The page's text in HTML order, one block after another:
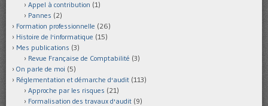
Appel à contribution (1)
Pannes (2)
Formation professionnelle (26)
Histoire de l'informatique (15)
Mes publications (3)
Revue Française de Comptabilité (3)
On parle de moi (5)
Réglementation et démarche d'audit (113)
Approche par les risques (21)
Formalisation des travaux d'audit (9)